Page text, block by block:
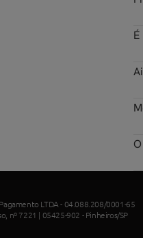
LTDA - 04.088.208/0001-65
nº 7221 | 05425-902 - Pinheiros/SP